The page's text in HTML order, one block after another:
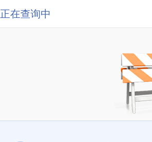
正在查询中